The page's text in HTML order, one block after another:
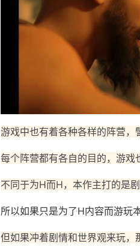
游戏中也有着各种各样的阵营，
每个阵营都有各自的目的，游戏
不同于为H而H，本作主打的是
所以如果只是为了H内容而游玩
但如果冲着剧情和世界观来玩，